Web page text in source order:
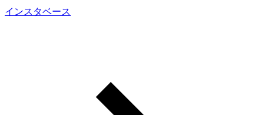
インスタベース